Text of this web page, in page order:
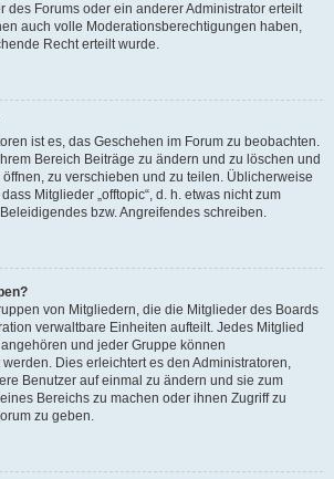
des Forums oder ein anderer Administrator erteilt
auch volle Moderationsberechtigungen haben,
Recht erteilt wurde.
ist es, das Geschehen im Forum zu beobachten.
Bereich Beiträge zu ändern und zu löschen und
zu verschieben und zu teilen. Üblicherweise
Mitglieder „offtopic“, d. h. etwas nicht zum
bzw. Angreifendes schreiben.
von Mitgliedern, die die Mitglieder des Boards
verwaltbare Einheiten aufteilt. Jedes Mitglied
und jeder Gruppe können
Dies erleichtert es den Administratoren,
Benutzer auf einmal zu ändern und sie zum
Bereichs zu machen oder ihnen Zugriff zu
zu geben.